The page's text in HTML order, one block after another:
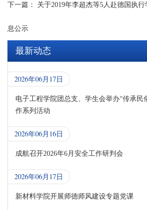
下一篇： 关于2019年李超杰等5人赴德国执
息公示
最新动态
2026年06月17日
电子工程学院团总支、学生会举办“传承民
作系列活动
2026年06月16日
成航召开2026年6月安全工作研判会
2026年06月17日
新材料学院开展师德师风建设专题党课